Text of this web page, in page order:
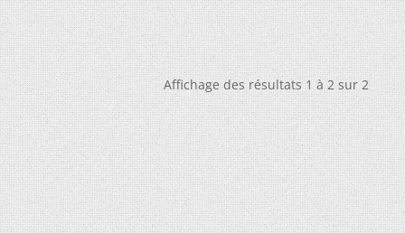
Affichage des résultats 1 à 2 sur 2